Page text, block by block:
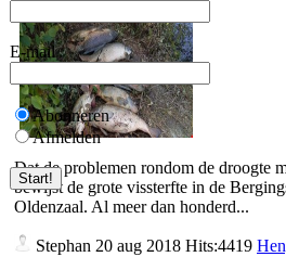
Dat de problemen rondom de droogte
bewijst de grote vissterfte in de
Oldenzaal. Al meer dan honderd...
Stephan 20 aug 2018 Hits:4419
E-mail
Abonneren
Afmelden